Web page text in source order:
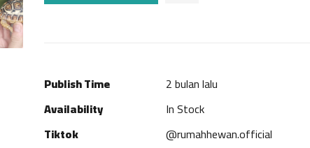
Publish Time
2 bulan lalu
Availability
In Stock
Tiktok
@rumahhewan.official